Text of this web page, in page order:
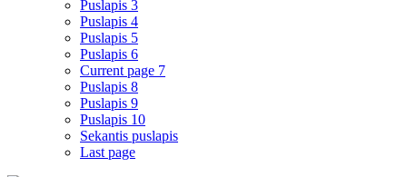
Puslapis 3
Puslapis 4
Puslapis 5
Puslapis 6
Current page 7
Puslapis 8
Puslapis 9
Puslapis 10
Sekantis puslapis
Last page